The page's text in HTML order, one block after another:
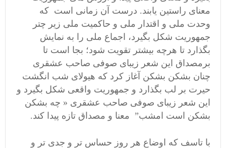
معنای راستین یابند. درست آن زمانی است که
وحدت ملی و اقتدار ملی و حاکمیت ملی زیر چتر
جمهوریت شکل بگیرد، اجماع ملی را به نمایش
بگذارد تا هرچه بیشتر تقویت شود؛ بجا است تا
برمصداق این شعر زیبای صوفی صاحب عشقری
چنان بشکن بشکن آغاز کرد که هیولای شب انگشت
حیرت بر لب بگذارد و جمهوریت واقعی شکل بگیرد و
این شعر زیبای صوفی صاحب عشقری « چه بشکن
بشکن است امشب” معنا و مصداق تازه پیدا کند.
با تاسف که اوضاع هر روز حساس تر و جدی تر و